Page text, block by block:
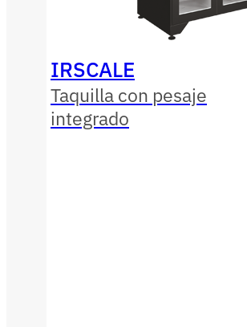
IRSCALE
Taquilla con pesaje
integrado